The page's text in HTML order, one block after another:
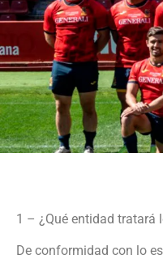
1 – ¿Qué entidad tratará
De conformidad con lo